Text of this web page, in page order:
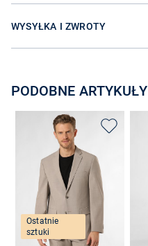
WYSYŁKA I ZWROTY
PODOBNE ARTYKUŁY
Ostatnie
sztuki